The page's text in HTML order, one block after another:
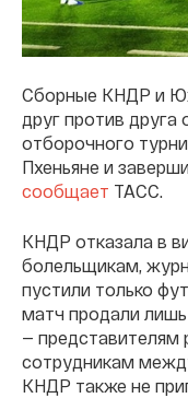
Сборные КНДР и
друг против
отборочного
Пхеньяне и
сообщает ТАСС.
КНДР отказала в
болельщикам,
пустили только
матч продали
— представителям
сотрудникам
КНДР также не